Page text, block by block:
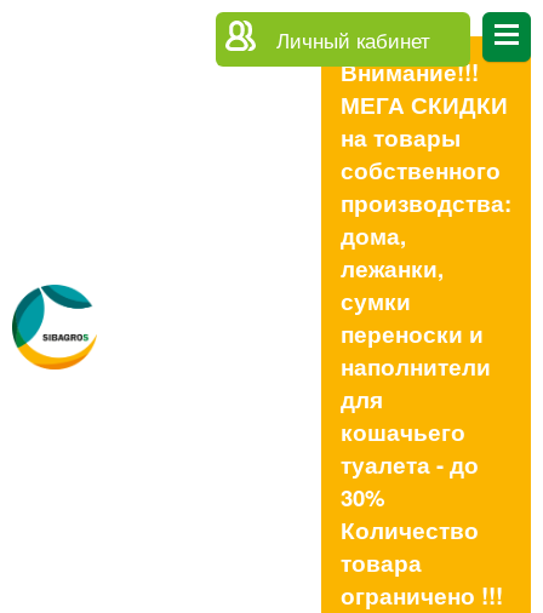
Личный кабинет
Внимание!!!
МЕГА СКИДКИ
на товары
собственного
производства:
дома,
лежанки,
сумки
переноски и
наполнители
для
кошачьего
туалета - до
30%
Количество
товара
ограничено !!!